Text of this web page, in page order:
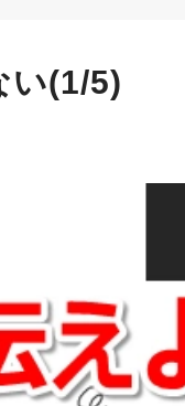
い(1/5)